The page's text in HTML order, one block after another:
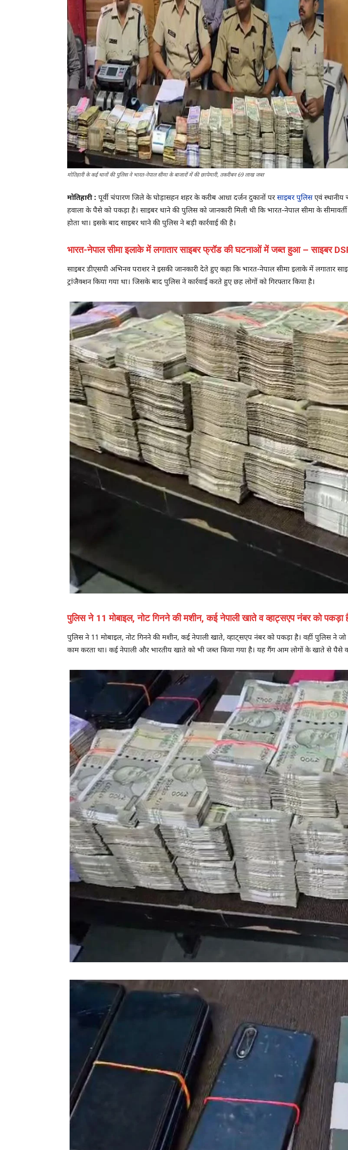
मोतिहारी के कई थानों की पुलिस ने भारत-नेपाल सीमा के बाजारों में की छापेमारी, तकरीबन 69 लाख जब्त
मोतिहारी : पूर्वी चंपारण जिले के घोड़ासहन शहर के करीब आधा दर्जन दुकानों परसाइबर पुलिसएवं स्थानीय
हवाला के पैसे को पकड़ा है। साइबर थाने की पुलिस को जानकारी मिली थी कि भारत-नेपाल सीमा के
होता था। इसके बाद साइबर थाने की पुलिस ने बड़ी कार्रवाई की है।
भारत-नेपाल सीमा इलाके में लगातार साइबर फ्रॉड की घटनाओं में जब्त हुआ – साइबर
साइबर डीएसपी अभिनव पराशर ने इसकी जानकारी देते हुए कहा कि भारत-नेपाल सीमा इलाके में लगातार
ट्रांजैक्शन किया गया था। जिसके बाद पुलिस ने कार्रवाई करते हुए छह लोगों को गिरफ्तार किया है।
पुलिस ने 11 मोबाइल, नोट गिनने की मशीन, कई नेपाली खाते व व्हाट्सएप नंबर को पकड़ा
पुलिस ने 11 मोबाइल, नोट गिनने की मशीन, कई नेपाली खाते, व्हाट्सएप नंबर को पकड़ा है। वहीं पुलिस ने
काम करता था। कई नेपाली और भारतीय खाते को भी जब्त किया गया है। यह गैंग आम लोगों के खाते से पैसे